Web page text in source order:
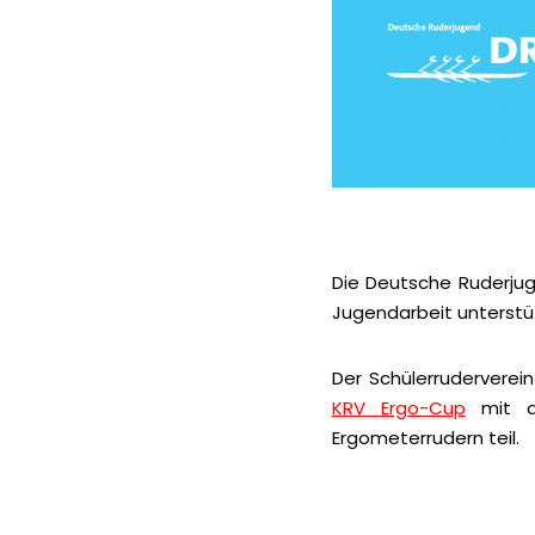
Die Deutsche
Jugendarbeit
Der
KRV Ergo-Cup mit
Ergometerrudern teil.